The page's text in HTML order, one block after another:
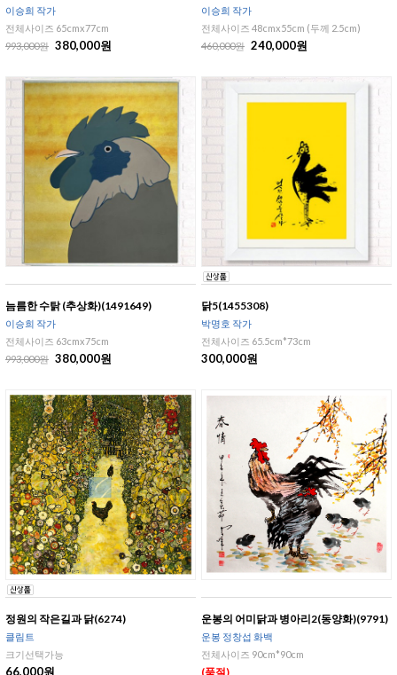
이승희 작가
전체사이즈 65cmx77cm
993,000원 380,000원
이승희 작가
전체사이즈 48cmx55cm (두께 2.5cm)
460,000원 240,000원
늠름한 수탉 (추상화)(1491649)
이승희 작가
전체사이즈 63cmx75cm
993,000원 380,000원
닭5(1455308)
박명호 작가
전체사이즈 65.5cm*73cm
300,000원
정원의 작은길과 닭(6274)
클림트
크기선택가능
66,000원
운봉의 어미닭과 병아리2(동양화)(9791)
운봉 정창섭 화백
전체사이즈 90cm*90cm
(품절)